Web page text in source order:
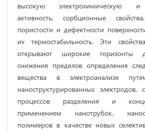
высокую элек­трохимическую и
активность, сорбционные
пористо­сти и дефектности
их термостабильность. Эти
открывают широкие горизонты
снижения пределов определения
вещества в электроана­лизе
наноструктурированных электродов,
процессов разделения и
применением нанотрубок,
полимеров в качестве новых